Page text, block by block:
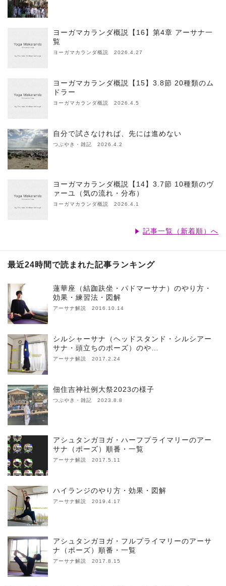
ヨーガマカランダ概説【16】第4章 アーサナ一
覧
ヨーガマカランダ概説 2026.4.27
ヨーガマカランダ概説【15】3.8節 20種類のム
ドラー
ヨーガマカランダ概説 2026.4.5
自分で試さなければ、先には進めない
つぶやき・雑記 2026.4.2
ヨーガマカランダ概説【14】3.7節 10種類のヴ
ァーユ（気の流れ・分布）
ヨーガマカランダ概説 2026.4.1
記事一覧（新着順）へ
最近24時間で読まれた記事ランキング
蓮華座（結跏趺坐・パドマーサナ）のやり方・
効果・練習法・図解
アーサナ解説 2016.10.14
シルシャーサナ（ヘッドスタンド・シルシアー
サナ・頭立ちのポーズ）のや…
アーサナ解説 2017.2.24
佃住吉神社例大祭2023の様子
つぶやき・雑記 2023.8.8
アシュタンガヨガ・ハーフプライマリーのアー
サナ（ポーズ）順番・一覧
アーサナ解説 2017.5.11
ハイランジのやり方・効果・図解
アーサナ解説 2019.4.17
アシュタンガヨガ・フルプライマリーのアーサ
ナ（ポーズ）順番・一覧
アーサナ解説 2017.8.15